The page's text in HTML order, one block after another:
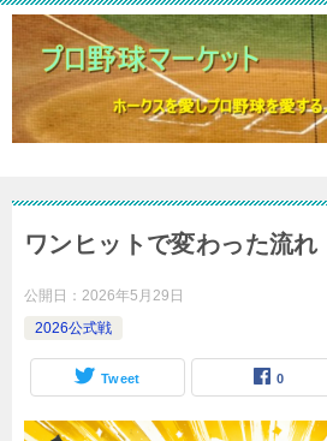
ワンヒットで変わった流れ
公開日： 2026年5月29日
2026公式戦
Tweet 0